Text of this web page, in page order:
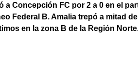
a Concepción FC por 2 a 0 en el
Federal B. Amalia trepó a mitad
en la zona B de la Región